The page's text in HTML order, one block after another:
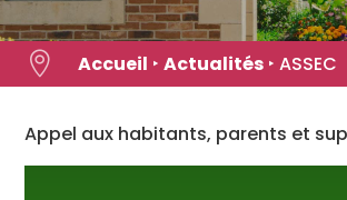
 Accueil ‣ Actualités‣ ASSEC
Appel aux habitants, parents et